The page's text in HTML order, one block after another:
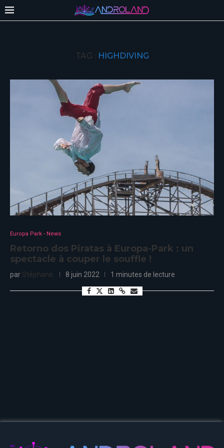
TAG : HIGHDIVING
Europa Park - News
Retorno dos Piratas à Europa-Park : un
spectacle à couper le souffle !
par Stéphane 8 juin 2022 1 minutes de lecture